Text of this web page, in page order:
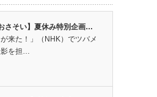
さそい】夏休み特別企画…
が来た！」（NHK）でツバメ
影を担…